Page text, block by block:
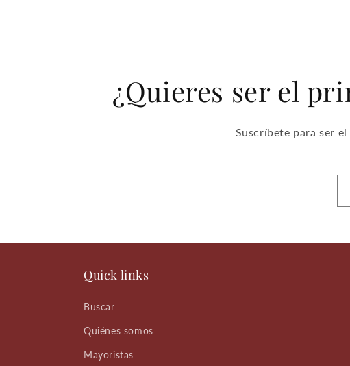
¿Quieres ser el
Suscríbete para ser
Quick links
Buscar
Quiénes somos
Mayoristas